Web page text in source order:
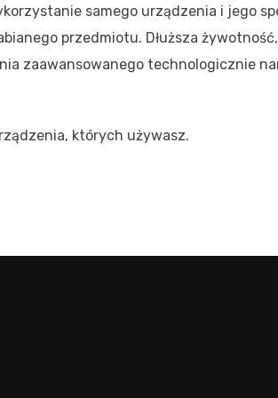
samego urządzenia i jego
przedmiotu. Dłuższa żywotność,
zaawansowanego technologicznie
których używasz.